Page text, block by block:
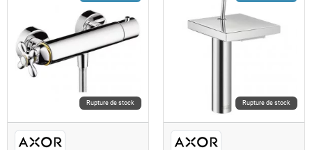
Rupture de stock Rupture de stock